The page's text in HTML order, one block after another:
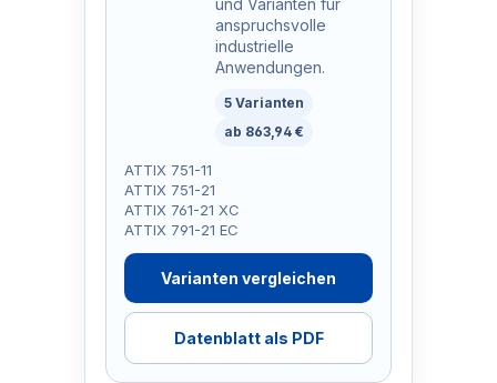
und Varianten für
anspruchsvolle
industrielle
Anwendungen.
5 Varianten
ab 863,94 €
ATTIX 751-11
ATTIX 751-21
ATTIX 761-21 XC
ATTIX 791-21 EC
Varianten vergleichen
Datenblatt als PDF